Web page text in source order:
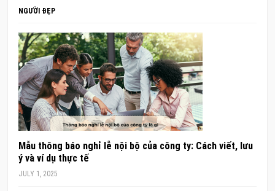
NGƯỜI ĐẸP
Mẫu thông báo nghỉ lễ nội bộ của công ty: Cách viết, lưu
ý và ví dụ thực tế
JULY 1, 2025